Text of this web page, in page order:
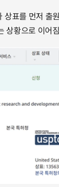
표를 먼저 출
상황으로 이어짐